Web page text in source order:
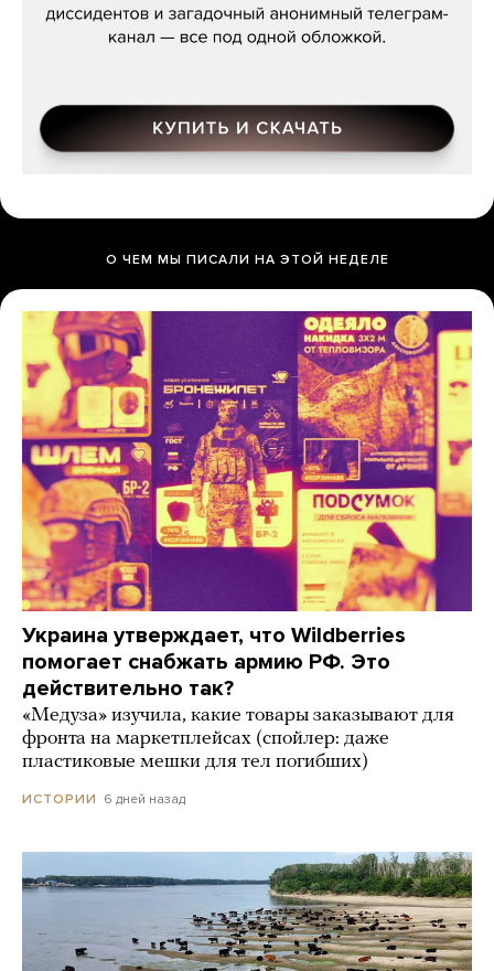
О ЧЕМ МЫ ПИСАЛИ НА ЭТОЙ НЕДЕЛЕ
Украина утверждает, что Wildberries
помогает снабжать армию РФ. Это
действительно так?
«Медуза» изучила, какие товары заказывают для
фронта на маркетплейсах (спойлер: даже
пластиковые мешки для тел погибших)
ИСТОРИИ 6 дней назад